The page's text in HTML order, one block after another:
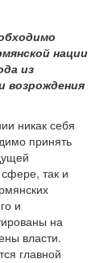
нации
из
возрождения
никак себя
принять
так и
и
на
власти.
главной